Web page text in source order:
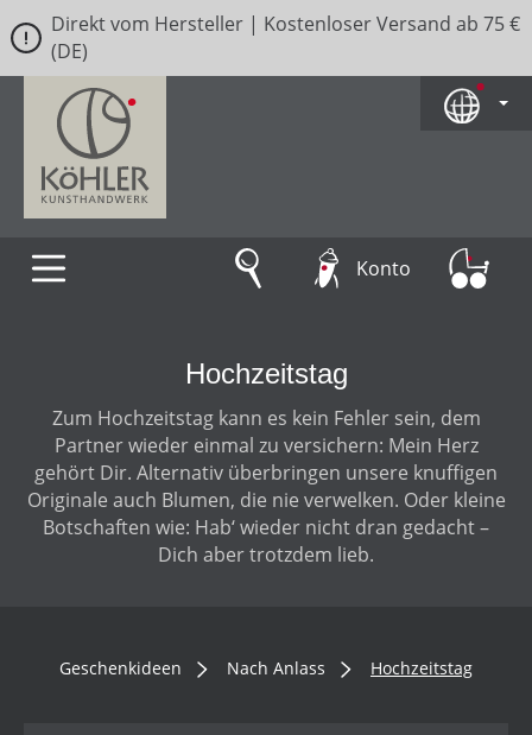
Zum Hauptinhalt springen
Direkt vom Hersteller | Kostenloser Versand ab 75 €
(DE)
Konto
Hochzeitstag
Zum Hochzeitstag kann es kein Fehler sein, dem
Partner wieder einmal zu versichern: Mein Herz
gehört Dir. Alternativ überbringen unsere knuffigen
Originale auch Blumen, die nie verwelken. Oder kleine
Botschaften wie: Hab‘ wieder nicht dran gedacht –
Dich aber trotzdem lieb.
Geschenkideen Nach Anlass Hochzeitstag